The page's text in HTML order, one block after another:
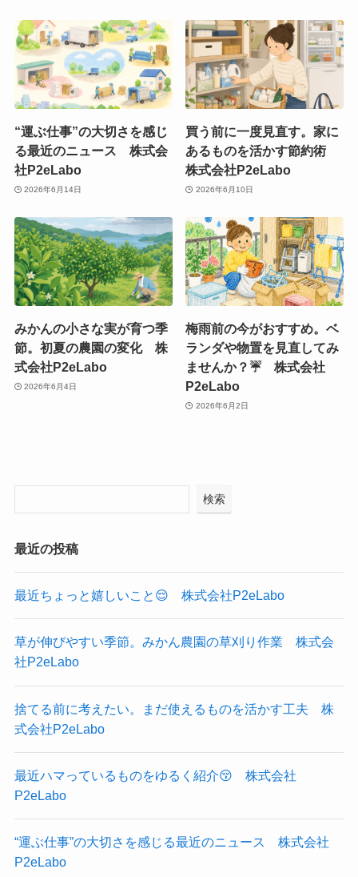
“運ぶ仕事”の大切さを感じ
る最近のニュース 株式会
社P2eLabo
2026年6月14日
買う前に一度見直す。家に
あるものを活かす節約術
株式会社P2eLabo
2026年6月10日
みかんの小さな実が育つ季
節。初夏の農園の変化 株
式会社P2eLabo
2026年6月4日
梅雨前の今がおすすめ。ベ
ランダや物置を見直してみ
ませんか？☔ 株式会社
P2eLabo
2026年6月2日
検索
最近の投稿
最近ちょっと嬉しいこと😌 株式会社P2eLabo
草が伸びやすい季節。みかん農園の草刈り作業 株式会
社P2eLabo
捨てる前に考えたい。まだ使えるものを活かす工夫 株
式会社P2eLabo
最近ハマっているものをゆるく紹介😚 株式会社
P2eLabo
“運ぶ仕事”の大切さを感じる最近のニュース 株式会社
P2eLabo